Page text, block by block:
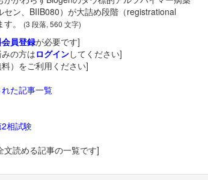
ン、BIIB080）が大詰め段階（registrational
。
(3 段落, 560 文字)
員登録が必要です]
の方はログインしてください]
）をご利用ください]
た記事一覧
相試験
読める記事の一覧です]